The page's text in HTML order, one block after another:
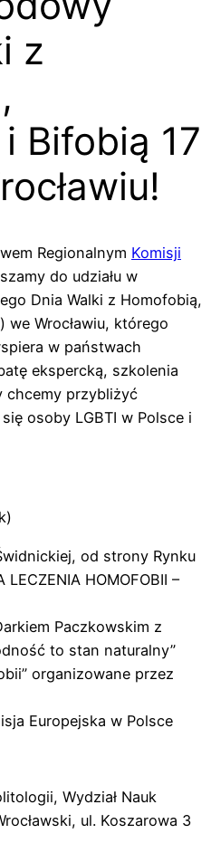
z
Bifobią 17
Regionalnym Komisji
do udziału w
Dnia Walki z Homofobią,
we Wrocławiu, którego
w państwach
ekspercką, szkolenia
chcemy przybliżyć
osoby LGBTI w Polsce i
od strony Rynku
LECZENIA HOMOFOBII –
Paczkowskim z
to stan naturalny”
i” organizowane przez
Europejska w Polsce
Wydział Nauk
ul. Koszarowa 3